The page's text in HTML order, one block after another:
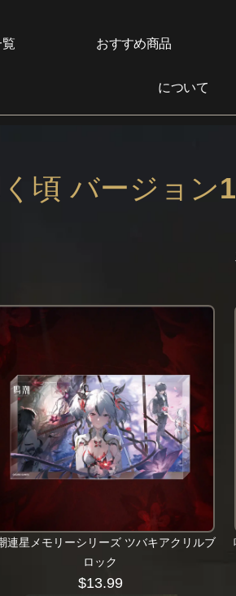
おすすめ商品
について
頃 バージョン
連星メモリーシリーズ ツバキアクリルブ
ロック
$13.99